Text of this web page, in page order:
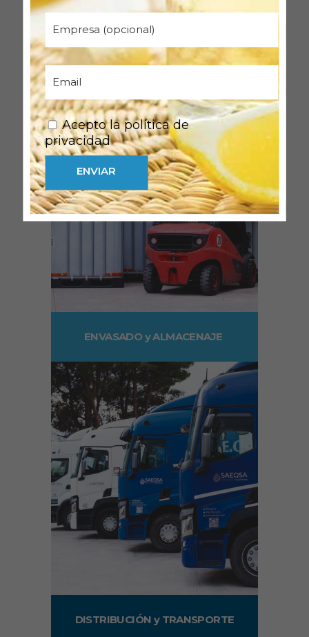
DESARROLLO A MEDIDA
ENVASADO y ALMACENAJE
DISTRIBUCIÓN y TRANSPORTE
Acepto la política de
privacidad
ENVIAR